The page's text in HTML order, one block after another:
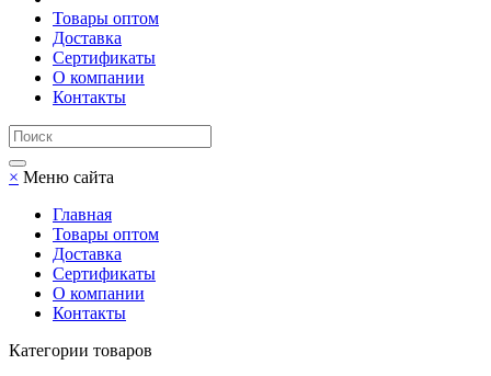
Товары оптом
Доставка
Сертификаты
О компании
Контакты
× Меню сайта
Главная
Товары оптом
Доставка
Сертификаты
О компании
Контакты
Категории товаров